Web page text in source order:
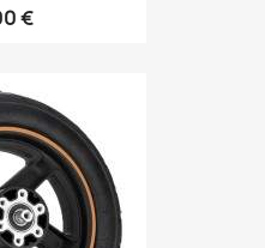
€